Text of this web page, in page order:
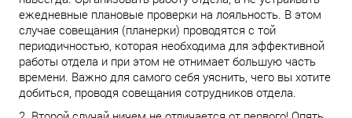
ежедневные плановые проверки на лояльность. В этом
случае совещания (планерки) проводятся с той
периодичностью, которая необходима для эффективной
работы отдела и при этом не отнимает большую часть
времени. Важно для самого себя уяснить, чего вы хотите
добиться, проводя совещания сотрудников отдела.